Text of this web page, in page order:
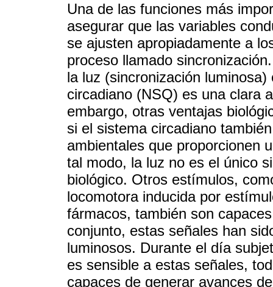
Una de las funciones más
asegurar que las variables
se ajusten apropiadamente a
proceso llamado
la luz (sincronización
circadiano (NSQ) es una clara
embargo, otras ventajas
si el sistema circadiano
ambientales que proporcionen
tal modo, la luz no es el único
biológico. Otros estímulos,
locomotora inducida por
fármacos, también son
conjunto, estas señales han
luminosos. Durante el día
es sensible a estas señales,
capaces de generar avances